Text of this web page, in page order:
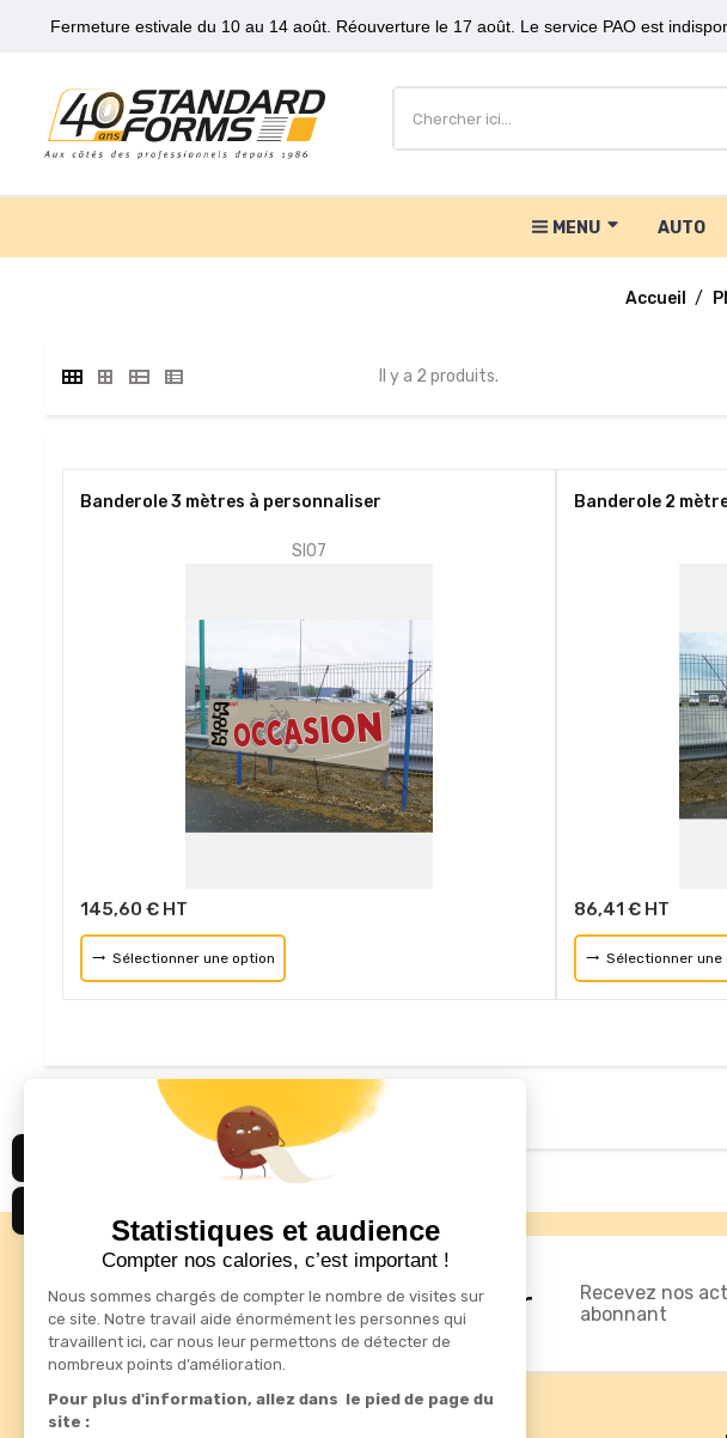
Fermeture estivale du 10 au 14 août. Réouverture le 17 août. Le service PAO est
MENU AUTO
Accueil
Il y a 2 produits.
Banderole 3 mètres à personnaliser
SI07
145,60 € HT
Sélectionner une option
Banderole 2
86,41 € HT
Sélectionner une
Affichage 1-2 de 2 article(s)
drafts S'inscrire à la newsletter
Recevez nos
abonnant
Statistiques et audience
Compter nos calories, c’est important !
Nous sommes chargés de compter le nombre de visites sur
ce site. Notre travail aide énormément les personnes qui
travaillent ici, car nous leur permettons de détecter de
nombreux points d’amélioration.
Pour plus d'information, allez dans le pied de page du
site :